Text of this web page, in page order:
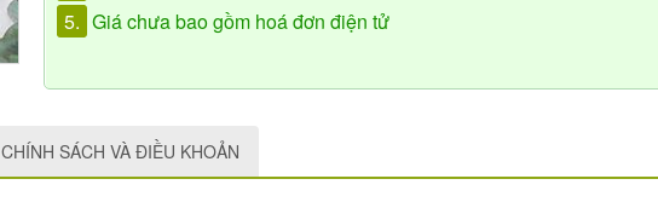
5. Giá chưa bao gồm hoá đơn điện tử
CHÍNH SÁCH VÀ ĐIỀU KHOẢN